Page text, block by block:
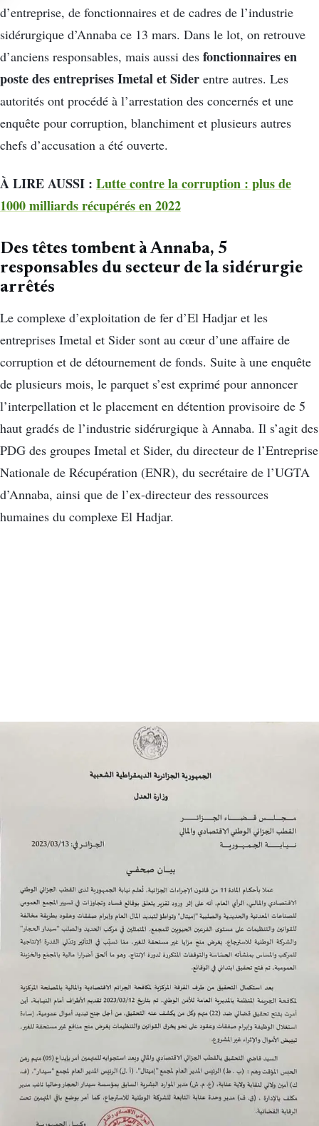
d’entreprise, de fonctionnaires et de cadres de l’industrie
sidérurgique d’Annaba ce 13 mars. Dans le lot, on retrouve
d’anciens responsables, mais aussi des fonctionnaires en
poste des entreprises Imetal et Sider entre autres. Les
autorités ont procédé à l’arrestation des concernés et une
enquête pour corruption, blanchiment et plusieurs autres
chefs d’accusation a été ouverte.
À LIRE AUSSI : Lutte contre la corruption : plus de
1000 milliards récupérés en 2022
Des têtes tombent à Annaba, 5
responsables du secteur de la sidérurgie
arrêtés
Le complexe d’exploitation de fer d’El Hadjar et les
entreprises Imetal et Sider sont au cœur d’une affaire de
corruption et de détournement de fonds. Suite à une enquête
de plusieurs mois, le parquet s’est exprimé pour annoncer
l’interpellation et le placement en détention provisoire de 5
haut gradés de l’industrie sidérurgique à Annaba. Il s’agit des
PDG des groupes Imetal et Sider, du directeur de l’Entreprise
Nationale de Récupération (ENR), du secrétaire de l’UGTA
d’Annaba, ainsi que de l’ex-directeur des ressources
humaines du complexe El Hadjar.